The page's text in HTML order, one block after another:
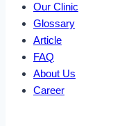
Our Clinic
Glossary
Article
FAQ
About Us
Career